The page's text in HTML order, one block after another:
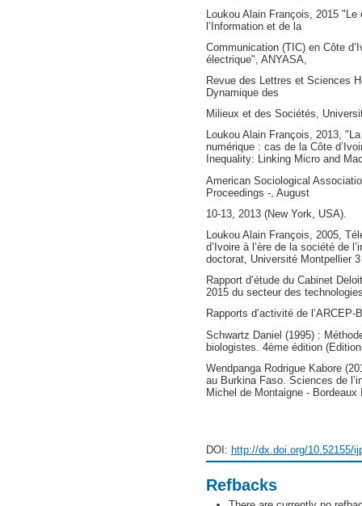
Loukou Alain François, 2015
l’Information et de la
Communication (TIC) en Côte
électrique", ANYASA,
Revue des Lettres et Sciences
Dynamique des
Milieux et des Sociétés,
Loukou Alain François, 2013,
numérique : cas de la Côte
Inequality: Linking Micro and
American Sociological
Proceedings -, August
10-13, 2013 (New York, USA).
Loukou Alain François, 2005,
d’Ivoire à l’ère de la société de
doctorat, Université Montpellier 3
Rapport d’étude du Cabinet
2015 du secteur des
Rapports d’activité de
Schwartz Daniel (1995) :
biologistes. 4ème édition
Wendpanga Rodrigue Kabore
au Burkina Faso. Sciences de
Michel de Montaigne -
DOI: http://dx.doi.org/10.52155/
Refbacks